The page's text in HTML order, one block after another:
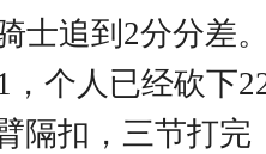
士追到2分分差
个人已经砍下
扣，三节打完